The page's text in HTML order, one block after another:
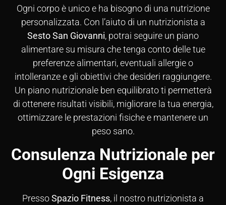
Ogni corpo è unico e ha bisogno di una nutrizione
personalizzata. Con l’aiuto di un nutrizionista a
Sesto San Giovanni, potrai seguire un piano
alimentare su misura che tenga conto delle tue
preferenze alimentari, eventuali allergie o
intolleranze e gli obiettivi che desideri raggiungere.
Un piano nutrizionale ben equilibrato ti permetterà
di ottenere risultati visibili, migliorare la tua energia,
ottimizzare le prestazioni fisiche e mantenere un
peso sano.
Consulenza Nutrizionale per
Ogni Esigenza
PressoSpazio Fitness, il nostro nutrizionista a